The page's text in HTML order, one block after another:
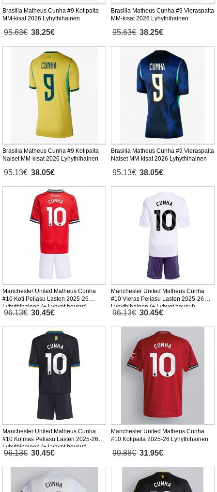
Brasilia Matheus Cunha #9 Kotipaita
MM-kisat 2026 Lyhythihainen
95.63€ 38.25€
Brasilia Matheus Cunha #9 Vieraspaita
MM-kisat 2026 Lyhythihainen
95.63€ 38.25€
Brasilia Matheus Cunha #9 Kotipaita
Naiset MM-kisat 2026 Lyhythihainen
95.13€ 38.05€
Brasilia Matheus Cunha #9 Vieraspaita
Naiset MM-kisat 2026 Lyhythihainen
95.13€ 38.05€
Manchester United Matheus Cunha
#10 Koti Peliasu Lasten 2025-26
Lyhythihainen (+ Lyhyet housut)
96.13€ 30.45€
Manchester United Matheus Cunha
#10 Vieras Peliasu Lasten 2025-26
Lyhythihainen (+ Lyhyet housut)
96.13€ 30.45€
Manchester United Matheus Cunha
#10 Kolmas Peliasu Lasten 2025-26
Lyhythihainen (+ Lyhyet housut)
96.13€ 30.45€
Manchester United Matheus Cunha
#10 Kotipaita 2025-26 Lyhythihainen
99.88€ 31.95€